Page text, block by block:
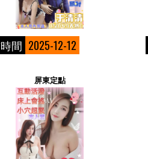
間 2025-12-12
屏東定點